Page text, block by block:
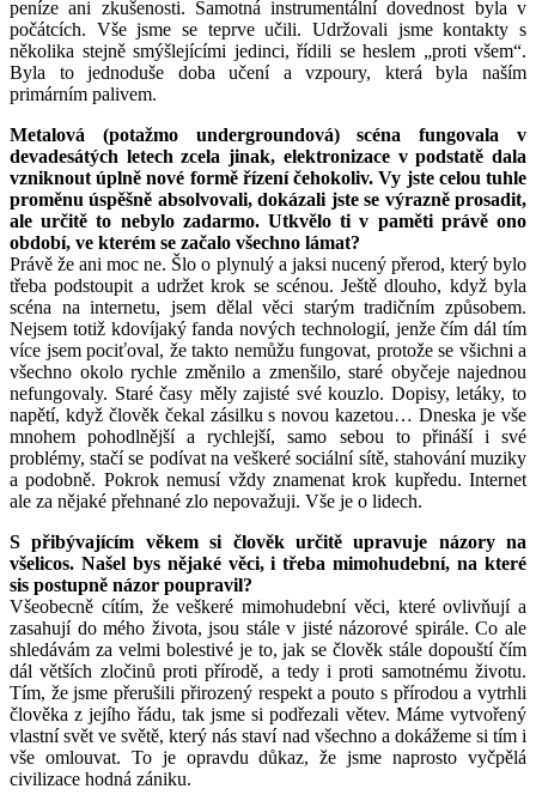
peníze ani zkušenosti. Samotná instrumentální dovednost byla v
počátcích. Vše jsme se teprve učili. Udržovali jsme kontakty s
několika stejně smýšlejícími jedinci, řídili se heslem „proti všem“.
Byla to jednoduše doba učení a vzpoury, která byla naším
primárním palivem.
Metalová (potažmo undergroundová) scéna fungovala v
devadesátých letech zcela jinak, elektronizace v podstatě dala
vzniknout úplně nové formě řízení čehokoliv. Vy jste celou tuhle
proměnu úspěšně absolvovali, dokázali jste se výrazně prosadit,
ale určitě to nebylo zadarmo. Utkvělo ti v paměti právě ono
období, ve kterém se začalo všechno lámat?
Právě že ani moc ne. Šlo o plynulý a jaksi nucený přerod, který bylo
třeba podstoupit a udržet krok se scénou. Ještě dlouho, když byla
scéna na internetu, jsem dělal věci starým tradičním způsobem.
Nejsem totiž kdovíjaký fanda nových technologií, jenže čím dál tím
více jsem pociťoval, že takto nemůžu fungovat, protože se všichni a
všechno okolo rychle změnilo a zmenšilo, staré obyčeje najednou
nefungovaly. Staré časy měly zajisté své kouzlo. Dopisy, letáky, to
napětí, když člověk čekal zásilku s novou kazetou… Dneska je vše
mnohem pohodlnější a rychlejší, samo sebou to přináší i své
problémy, stačí se podívat na veškeré sociální sítě, stahování muziky
a podobně. Pokrok nemusí vždy znamenat krok kupředu. Internet
ale za nějaké přehnané zlo nepovažuji. Vše je o lidech.
S přibývajícím věkem si člověk určitě upravuje názory na
všelicos. Našel bys nějaké věci, i třeba mimohudební, na které
sis postupně názor poupravil?
Všeobecně cítím, že veškeré mimohudební věci, které ovlivňují a
zasahují do mého života, jsou stále v jisté názorové spirále. Co ale
shledávám za velmi bolestivé je to, jak se člověk stále dopouští čím
dál větších zločinů proti přírodě, a tedy i proti samotnému životu.
Tím, že jsme přerušili přirozený respekt a pouto s přírodou a vytrhli
člověka z jejího řádu, tak jsme si podřezali větev. Máme vytvořený
vlastní svět ve světě, který nás staví nad všechno a dokážeme si tím i
vše omlouvat. To je opravdu důkaz, že jsme naprosto vyčpělá
civilizace hodná zániku.